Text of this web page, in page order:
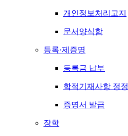
개인정보처리고지
문서양식함
등록·제증명
등록금 납부
학적기재사항 정정
증명서 발급
장학